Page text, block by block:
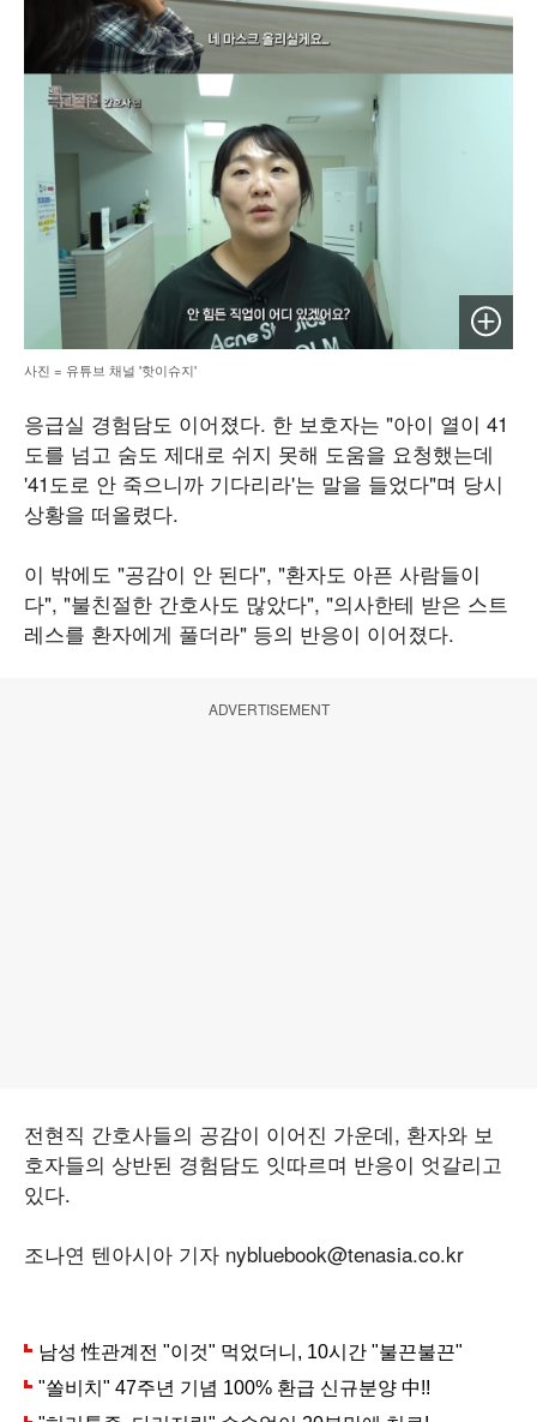
이미지
사진 = 유튜브 채널 '핫이슈지'
응급실 경험담도 이어졌다. 한 보호자는 "아이 열이 41
도를 넘고 숨도 제대로 쉬지 못해 도움을 요청했는데
'41도로 안 죽으니까 기다리라'는 말을 들었다"며 당시
상황을 떠올렸다.
이 밖에도 "공감이 안 된다", "환자도 아픈 사람들이
다", "불친절한 간호사도 많았다", "의사한테 받은 스트
레스를 환자에게 풀더라" 등의 반응이 이어졌다.
ADVERTISEMENT
전현직 간호사들의 공감이 이어진 가운데, 환자와 보
호자들의 상반된 경험담도 잇따르며 반응이 엇갈리고
있다.
조나연 텐아시아 기자 nybluebook@tenasia.co.kr